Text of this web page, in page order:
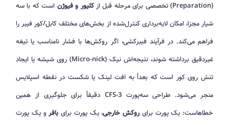
(Preparation) تخصصی برای مرحله قبل از
کلیور و فیوژن است که با سه
شیار مجزا، امکان لایه‌برداری کنترل‌شده از بخش‌های مختلف کابل/کور فیبر را
فراهم می‌کند. در فرآیند فیبرکشی، اگر روکش‌ها با فشار نامناسب یا تیغه
غیردقیق برداشته شوند، نتیجه‌اش نیک (Micro-nick) روی شیشه یا ایجاد
تنش روی کور است که بعداً به افت لینک یا شکست در نقطه اسپلایس
منجر می‌شود. طراحی سه‌پورت CFS-3 دقیقاً برای جلوگیری از همین
خطاهاست: یک پورت برای روکش خارجی، یک پورت برای بافرو یک پورت